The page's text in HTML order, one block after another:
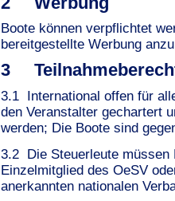
Boote können verpflichtet
bereitgestellte Werbung
3
3.1 International offen für
den Veranstalter gechartert
werden; Die Boote sind
3.2 Die Steuerleute müssen
Einzelmitglied des OeSV
anerkannten nationalen